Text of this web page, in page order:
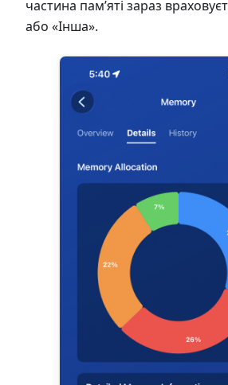
частина пам’яті зараз
або «Інша».